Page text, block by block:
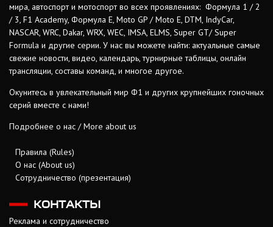
мира, автоспорт и мотоспорт во всех проявлениях: Формула 1 / 2
/ 3, F1 Academy, Формула Е, Moto GP / Moto E, DTM, IndyCar,
NASCAR, WRC, Dakar, WRX, WEC, IMSA, ELMS, Super GT/ Super
Formula и другие серии. У нас вы можете найти: актуальные самые
свежие новости, видео, календарь, турнирные таблицы, онлайн
трансляции, составы команд, и многое другое.
Окунитесь в увлекательный мир Ф1 и других крупнейших гоночных
серий вместе с нами!
Подробнее о нас / More about us
Правила (Rules)
О нас (About us)
Сотрудничество (презентация)
КОНТАКТЫ
Реклама и сотрудничество